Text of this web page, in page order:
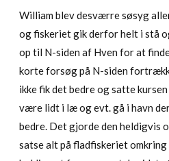
William blev desværre søsyg
og fiskeriet gik derfor helt i stå
op til N-siden af Hven for at
korte forsøg på N-siden
ikke fik det bedre og satte
være lidt i læ og evt. gå i havn
bedre. Det gjorde den heldigvis
satse alt på fladfiskeriet